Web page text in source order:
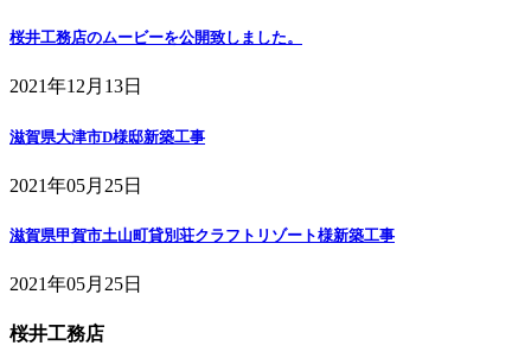
桜井工務店のムービーを公開致しました。
2021年12月13日
滋賀県大津市D様邸新築工事
2021年05月25日
滋賀県甲賀市土山町貸別荘クラフトリゾート様新築工事
2021年05月25日
桜井工務店